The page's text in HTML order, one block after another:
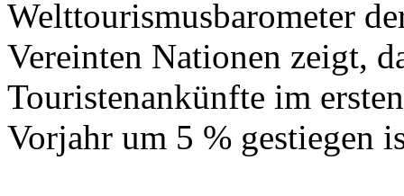
Welttourismusbarometer
Vereinten Nationen zeigt,
Touristenankünfte im
Vorjahr um 5 % gestiegen